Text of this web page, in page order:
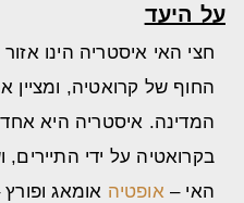
על היעד
חצי האי איסטריה הינו אזור
החוף של קרואטיה, ומציין
המדינה. איסטריה היא
בקרואטיה על ידי התיירים,
האי – אופטיה אומאג